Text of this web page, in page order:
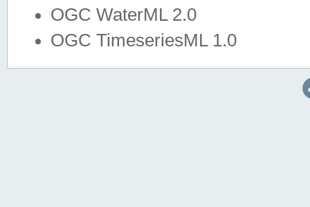
OGC WaterML 2.0
OGC TimeseriesML 1.0